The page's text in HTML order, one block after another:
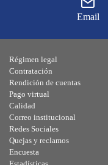
Email
Régimen legal
Contratación
Rendición de cuentas
Pago virtual
Calidad
Correo institucional
Redes Sociales
Quejas y reclamos
Encuesta